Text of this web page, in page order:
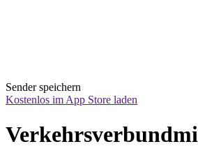
Sender speichern
Kostenlos im App Store laden